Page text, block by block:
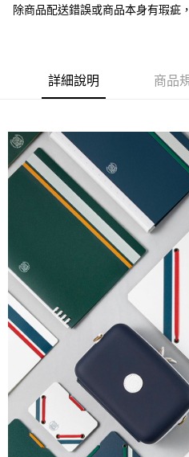
除商品配送錯誤或商品本身有瑕疵
詳細說明 商品